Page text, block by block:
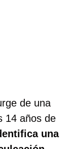
de una
14 años de
una